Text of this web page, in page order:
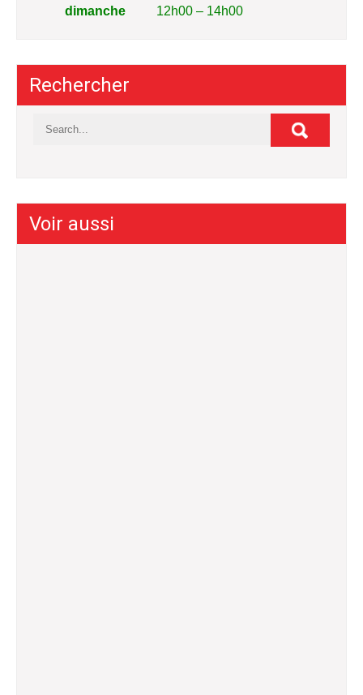
dimanche
12h00 – 14h00
Rechercher
Voir aussi